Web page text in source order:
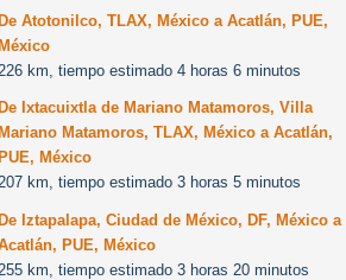
Atotonilco, TLAX, México a Acatlán, PUE,
226 km, tiempo estimado 4 horas 6 minutos
De Ixtacuixtla de Mariano Matamoros, Villa
Mariano Matamoros, TLAX, México a Acatlán,
PUE, México
km, tiempo estimado 3 horas 5 minutos
De Iztapalapa, Ciudad de México, DF, México a
PUE, México
255 km, tiempo estimado 3 horas 20 minutos